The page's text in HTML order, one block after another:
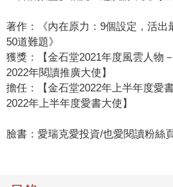
著作：《內在原力：9個設定，活出
50道難題》
獲獎：【金石堂2021年度風雲人物
2022年閱讀推廣大使】
擔任：【金石堂2022年上半年度愛
2022年上半年度愛書大使】
臉書：愛瑞克愛投資/也愛閱讀粉絲